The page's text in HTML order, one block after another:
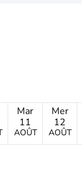
Mar
11
AOÛT
Mer
12
AOÛT